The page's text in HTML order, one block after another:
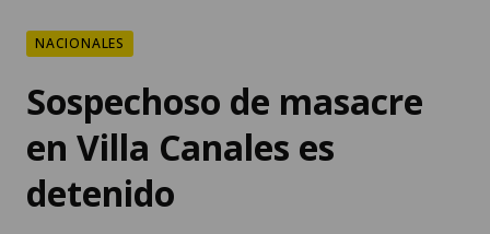
Sospechoso de masacre
en Villa Canales es
detenido
El detenido habría participado en el